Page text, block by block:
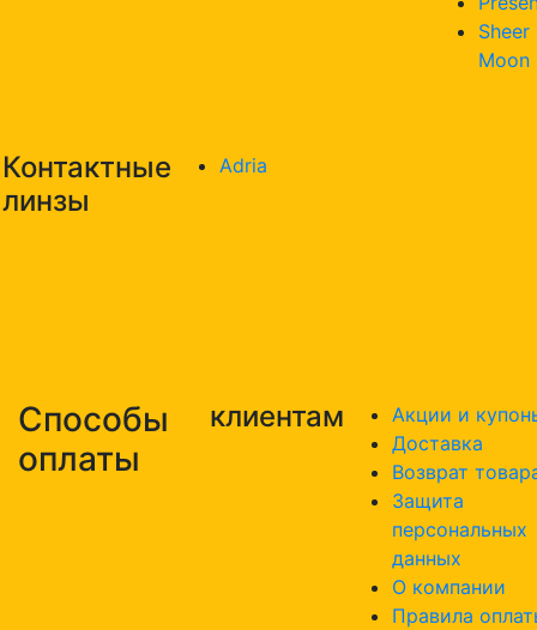
Sheer
Moon
Контактные
линзы
Adria
Способы
оплаты
клиентам
Акции и
Доставка
Возврат
Защита
персональных
данных
О компании
Правила